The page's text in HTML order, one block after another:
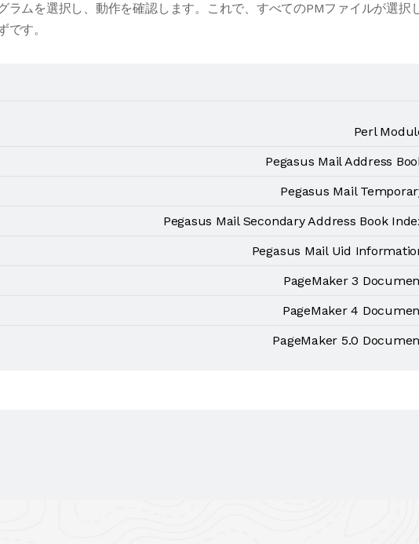
ラムを選択し、動作を確認します。これで、すべてのPMファイルが選択
です。
Perl
Pegasus Mail Address
Pegasus Mail
Pegasus Mail Secondary Address Book
Pegasus Mail Uid
PageMaker 3
PageMaker 4
PageMaker 5.0